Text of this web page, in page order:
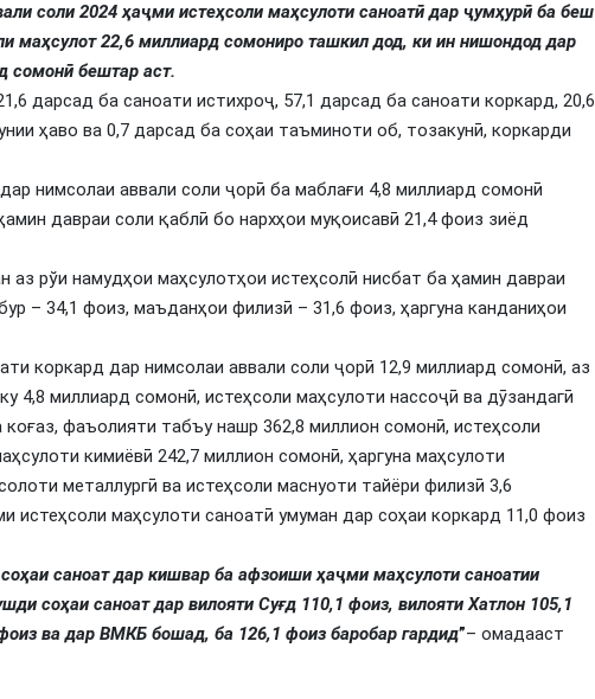
соли 2024 ҳаҷми истеҳсоли маҳсулоти саноатӣ дар ҷумҳурӣ ба беш
маҳсулот 22,6 миллиард сомониро ташкил дод, ки ин нишондод дар
сомонӣ бештар аст.
дарсад ба саноати истихроҷ, 57,1 дарсад ба саноати коркард, 20,6
ҳаво ва 0,7 дарсад ба соҳаи таъминоти об, тозакунӣ, коркарди
нимсолаи аввали соли ҷорӣ ба маблағи 4,8 миллиард сомонӣ
давраи соли қаблӣ бо нархҳои муқоисавӣ 21,4 фоиз зиёд
рўи намудҳои маҳсулотҳои истеҳсолӣ нисбат ба ҳамин давраи
– 34,1 фоиз, маъданҳои филизӣ – 31,6 фоиз, ҳаргуна канданиҳои
коркард дар нимсолаи аввали соли ҷорӣ 12,9 миллиард сомонӣ, аз
4,8 миллиард сомонӣ, истеҳсоли маҳсулоти нассоҷӣ ва дӯзандагӣ
фаъолияти табъу нашр 362,8 миллион сомонӣ, истеҳсоли
кимиёвӣ 242,7 миллион сомонӣ, ҳаргуна маҳсулоти
металлургӣ ва истеҳсоли маснуоти тайёри филизӣ 3,6
маҳсулоти саноатӣ умуман дар соҳаи коркард 11,0 фоиз
саноат дар кишвар ба афзоиши ҳаҷми маҳсулоти саноатии
соҳаи саноат дар вилояти Суғд 110,1 фоиз, вилояти Хатлон 105,1
ва дар ВМКБ бошад, ба 126,1 фоиз баробар гардид”– омадааст